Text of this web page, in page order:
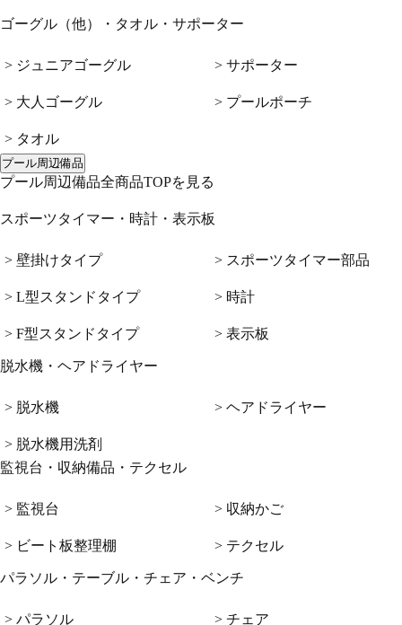
ゴーグル（他）・タオル・サポーター
> ジュニアゴーグル
> 大人ゴーグル
> タオル
> サポーター
> プールポーチ
プール周辺備品
プール周辺備品全商品TOPを見る
スポーツタイマー・時計・表示板
> 壁掛けタイプ
> L型スタンドタイプ
> F型スタンドタイプ
> スポーツタイマー部品
> 時計
> 表示板
脱水機・ヘアドライヤー
> 脱水機
> 脱水機用洗剤
> ヘアドライヤー
監視台・収納備品・テクセル
> 監視台
> ビート板整理棚
> 収納かご
> テクセル
パラソル・テーブル・チェア・ベンチ
> パラソル > チェア